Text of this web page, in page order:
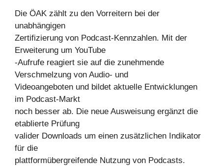
Die ÖAK zählt zu den Vorreitern bei der
unabhängigen
Zertifizierung von Podcast-Kennzahlen. Mit der
Erweiterung um YouTube
-Aufrufe reagiert sie auf die zunehmende
Verschmelzung von Audio- und
Videoangeboten und bildet aktuelle Entwicklungen
im Podcast-Markt
noch besser ab. Die neue Ausweisung ergänzt die
etablierte Prüfung
valider Downloads um einen zusätzlichen Indikator
für die
plattformübergreifende Nutzung von Podcasts.